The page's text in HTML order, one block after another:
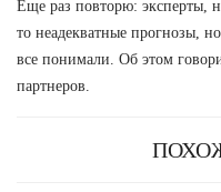
Еще раз повторю: эксперты,
то неадекватные прогнозы,
все понимали. Об этом
партнеров.